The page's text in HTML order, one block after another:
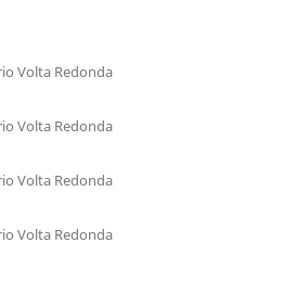
Volta Redonda
Volta Redonda
Volta Redonda
Volta Redonda